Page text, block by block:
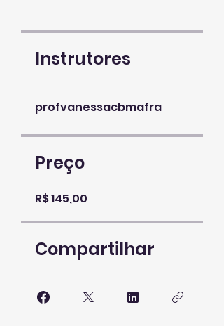
Instrutores
profvanessacbmafra
Preço
R$ 145,00
Compartilhar